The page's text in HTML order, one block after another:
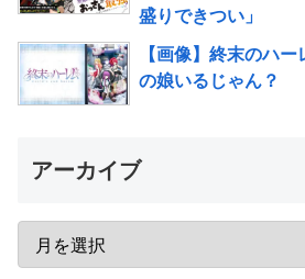
盛りできつい」
【画像】終末のハ
の娘いるじゃん？
アーカイブ